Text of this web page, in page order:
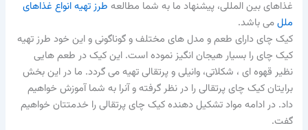
غذاهای بین المللی، پیشنهاد ما به شما مطالعه طرز تهیه انواع غذاهای
مللمی باشد.
کیک چای دارای طعم و مدل های مختلف و گوناگونی و این خود طرز تهیه
کیک چای را بسیار هیجان انگیز نموده است. این کیک در طعم هایی
نظیر قهوه ای ، شکلاتی، وانیلی و پرتقالی تهیه می گردد. ما در این بخش
برایتان کیک چای پرتقالی را در نظر گرفته و آنرا به شما آموزش خواهیم
داد. در ادامه مواد تشکیل دهنده کیک چای پرتقالی را خدمتتان خواهیم
گفت.